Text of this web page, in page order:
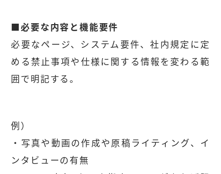
■必要な内容と機能要件
必要なページ、システム要件、社内規定に定
める禁止事項や仕様に関する情報を変わる範
囲で明記する。
例）
・写真や動画の作成や原稿ライティング、イ
ンタビューの有無